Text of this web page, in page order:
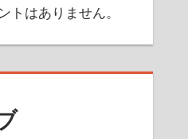
トはありません。